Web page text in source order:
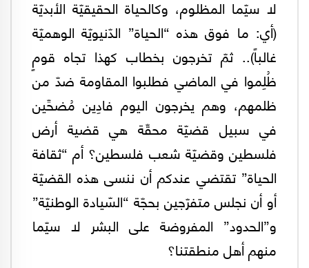
لا سيّما المظلوم، وكالحياة الحقيقيّة الأبديّة
(أي: ما فوق هذه “الحياة” الدّنيويّة الوهميّة
غالباً).. ثمّ تخرجون بخطاب كهذا تجاه قومٍ
ظُلِموا في الماضي فطلبوا المقاومة ضدّ من
ظلمهم، وهم يخرجون اليوم فادِين مُضحِّين
في سبيل قضيّة محقّة هي قضية أرض
فلسطين وقضيّة شعب فلسطين؟ أم “ثقافة
الحياة” تقتضي عندكم أن ننسى هذه القضيّة
أو أن نجلس متفرّجين بحجّة “السّيادة الوطنيّة”
و”الحدود” المفروضة على البشر لا سيّما
منهم أهل منطقتنا؟